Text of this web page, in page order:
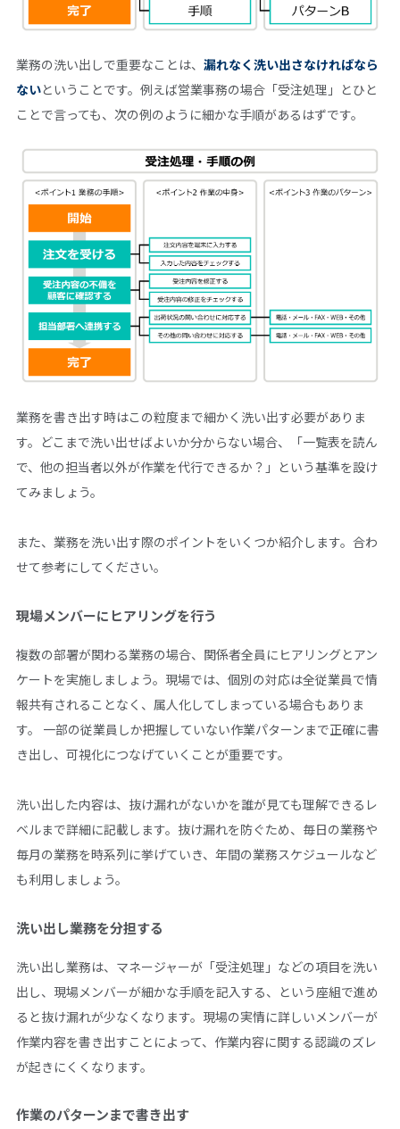
業務の洗い出しで重要なことは、 漏れなく洗い出さなければなら
ないということです。例えば営業事務の場合「受注処理」とひと
ことで言っても、次の例のように細かな手順があるはずです。
業務を書き出す時はこの粒度まで細かく洗い出す必要がありま
す。どこまで洗い出せばよいか分からない場合、「一覧表を読ん
で、他の担当者以外が作業を代行できるか？」という基準を設け
てみましょう。
また、業務を洗い出す際のポイントをいくつか紹介します。合わ
せて参考にしてください。
現場メンバーにヒアリングを行う
複数の部署が関わる業務の場合、関係者全員にヒアリングとアン
ケートを実施しましょう。現場では、個別の対応は全従業員で情
報共有されることなく、属人化してしまっている場合もありま
す。 一部の従業員しか把握していない作業パターンまで正確に書
き出し、可視化につなげていくことが重要です。
洗い出した内容は、抜け漏れがないかを誰が見ても理解できるレ
ベルまで詳細に記載します。抜け漏れを防ぐため、毎日の業務や
毎月の業務を時系列に挙げていき、年間の業務スケジュールなど
も利用しましょう。
洗い出し業務を分担する
洗い出し業務は、マネージャーが「受注処理」などの項目を洗い
出し、現場メンバーが細かな手順を記入する、という座組で進め
ると抜け漏れが少なくなります。現場の実情に詳しいメンバーが
作業内容を書き出すことによって、作業内容に関する認識のズレ
が起きにくくなります。
作業のパターンまで書き出す